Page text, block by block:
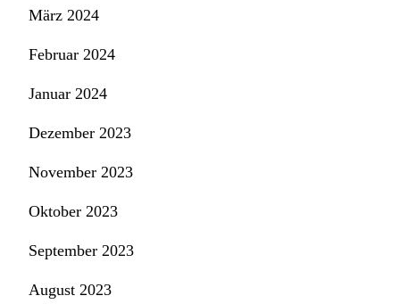
März 2024
Februar 2024
Januar 2024
Dezember 2023
November 2023
Oktober 2023
September 2023
August 2023